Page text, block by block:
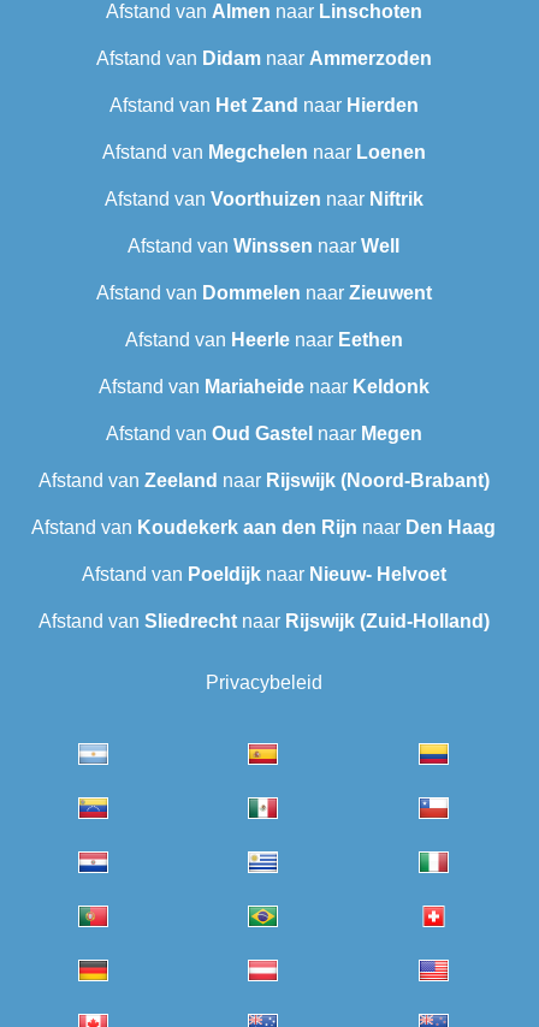
Afstand van Almen naar Linschoten
Afstand van Didamnaar Ammerzoden
Afstand van Het Zand naar Hierden
Afstand van Megchelen naar Loenen
Afstand van Voorthuizen naar Niftrik
Afstand van Winssen naar Well
Afstand van Dommelen naar Zieuwent
Afstand van Heerlenaar Eethen
Afstand van Mariaheidenaar Keldonk
Afstand van Oud Gastel naar Megen
Afstand van Zeeland naar Rijswijk (Noord-Brabant)
Afstand van Koudekerk aan den Rijn naar Den Haag
Afstand van Poeldijknaar Nieuw- Helvoet
Afstand van Sliedrechtnaar Rijswijk (Zuid-Holland)
Privacybeleid